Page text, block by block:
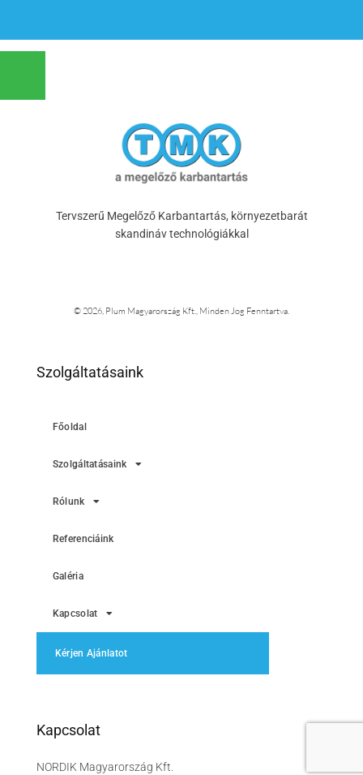
Tervszerű Megelőző Karbantartás, környezetbarát
skandináv technológiákkal
© 2026, Plum Magyarország Kft., Minden Jog Fenntartva.
Szolgáltatásaink
Főoldal
Szolgáltatásaink
Rólunk
Referenciáink
Galéria
Kapcsolat
Kérjen Ajánlatot
Kapcsolat
NORDIK Magyarország Kft.